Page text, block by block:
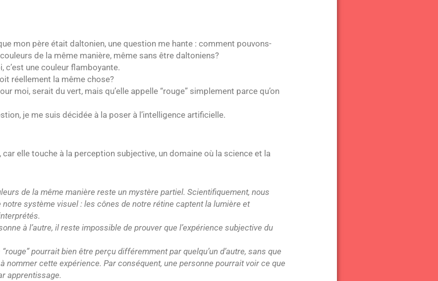
mon père était daltonien, une question me hante : comment pouvons-
de la même manière, même sans être daltoniens?
c’est une couleur flamboyante.
réellement la même chose?
moi, serait du vert, mais qu’elle appelle “rouge” simplement parce qu’on
je me suis décidée à la poser à l’intelligence artificielle.
elle touche à la perception subjective, un domaine où la science et la
de la même manière reste un mystère partiel. Scientifiquement, nous
système visuel : les cônes de notre rétine captent la lumière et
à l’autre, il reste impossible de prouver que l’expérience subjective du
pourrait bien être perçu différemment par quelqu’un d’autre, sans que
nommer cette expérience. Par conséquent, une personne pourrait voir ce que
apprentissage.